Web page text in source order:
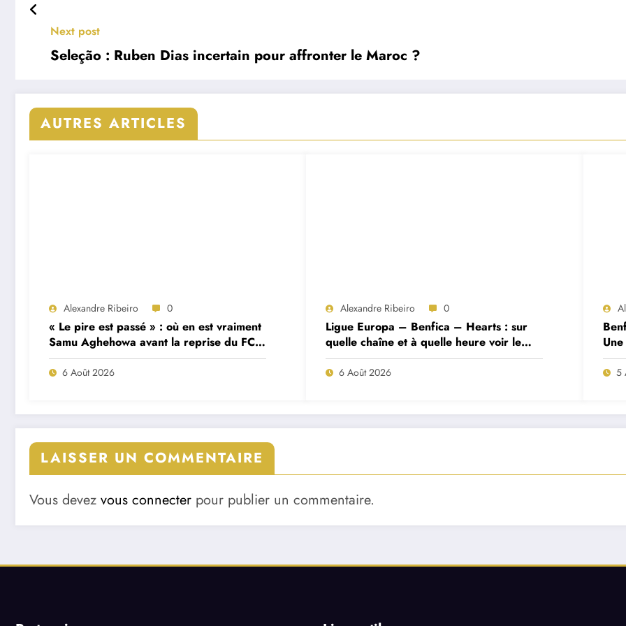
Next post
Seleção : Ruben Dias incertain pour affronter le Maroc ?
AUTRES ARTICLES
Alexandre Ribeiro 0
« Le pire est passé » : où en est vraiment
Samu Aghehowa avant la reprise du FC
Porto ?
6 Août 2026
Alexandre Ribeiro 0
Ligue Europa – Benfica – Hearts : sur
quelle chaîne et à quelle heure voir le
match ?
6 Août 2026 5
LAISSER UN COMMENTAIRE
Vous devez vous connecter pour publier un commentaire.